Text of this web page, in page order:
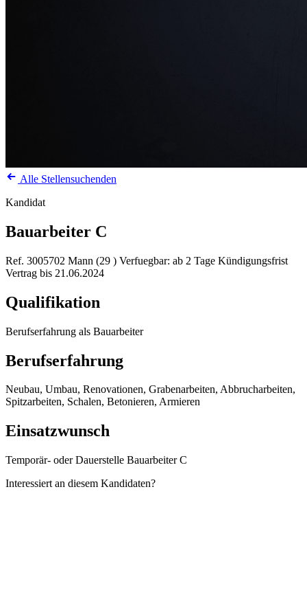
Alle Stellensuchenden
Kandidat
Bauarbeiter C
Ref. 3005702 Mann (29 ) Verfuegbar: ab 2 Tage Kündigungsfrist
Vertrag bis 21.06.2024
Qualifikation
Berufserfahrung als Bauarbeiter
Berufserfahrung
Neubau, Umbau, Renovationen, Grabenarbeiten, Abbrucharbeiten,
Spitzarbeiten, Schalen, Betonieren, Armieren
Einsatzwunsch
Temporär- oder Dauerstelle Bauarbeiter C
Interessiert an diesem Kandidaten?